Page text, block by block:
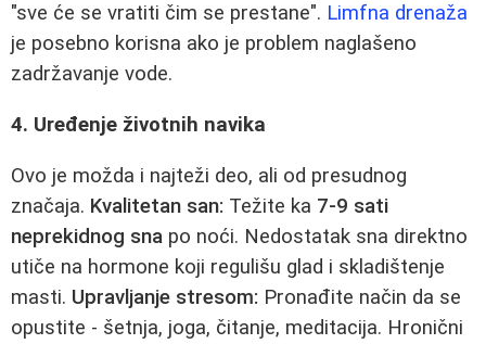
"sve će se vratiti čim se prestane". Limfna drenaža
je posebno korisna ako je problem naglašeno
zadržavanje vode.
4. Uređenje životnih navika
Ovo je možda i najteži deo, ali od presudnog
značaja. Kvalitetan san: Težite ka 7-9 sati
neprekidnog sna po noći. Nedostatak sna direktno
utiče na hormone koji regulišu glad i skladištenje
masti. Upravljanje stresom: Pronađite način da se
opustite - šetnja, joga, čitanje, meditacija. Hronični